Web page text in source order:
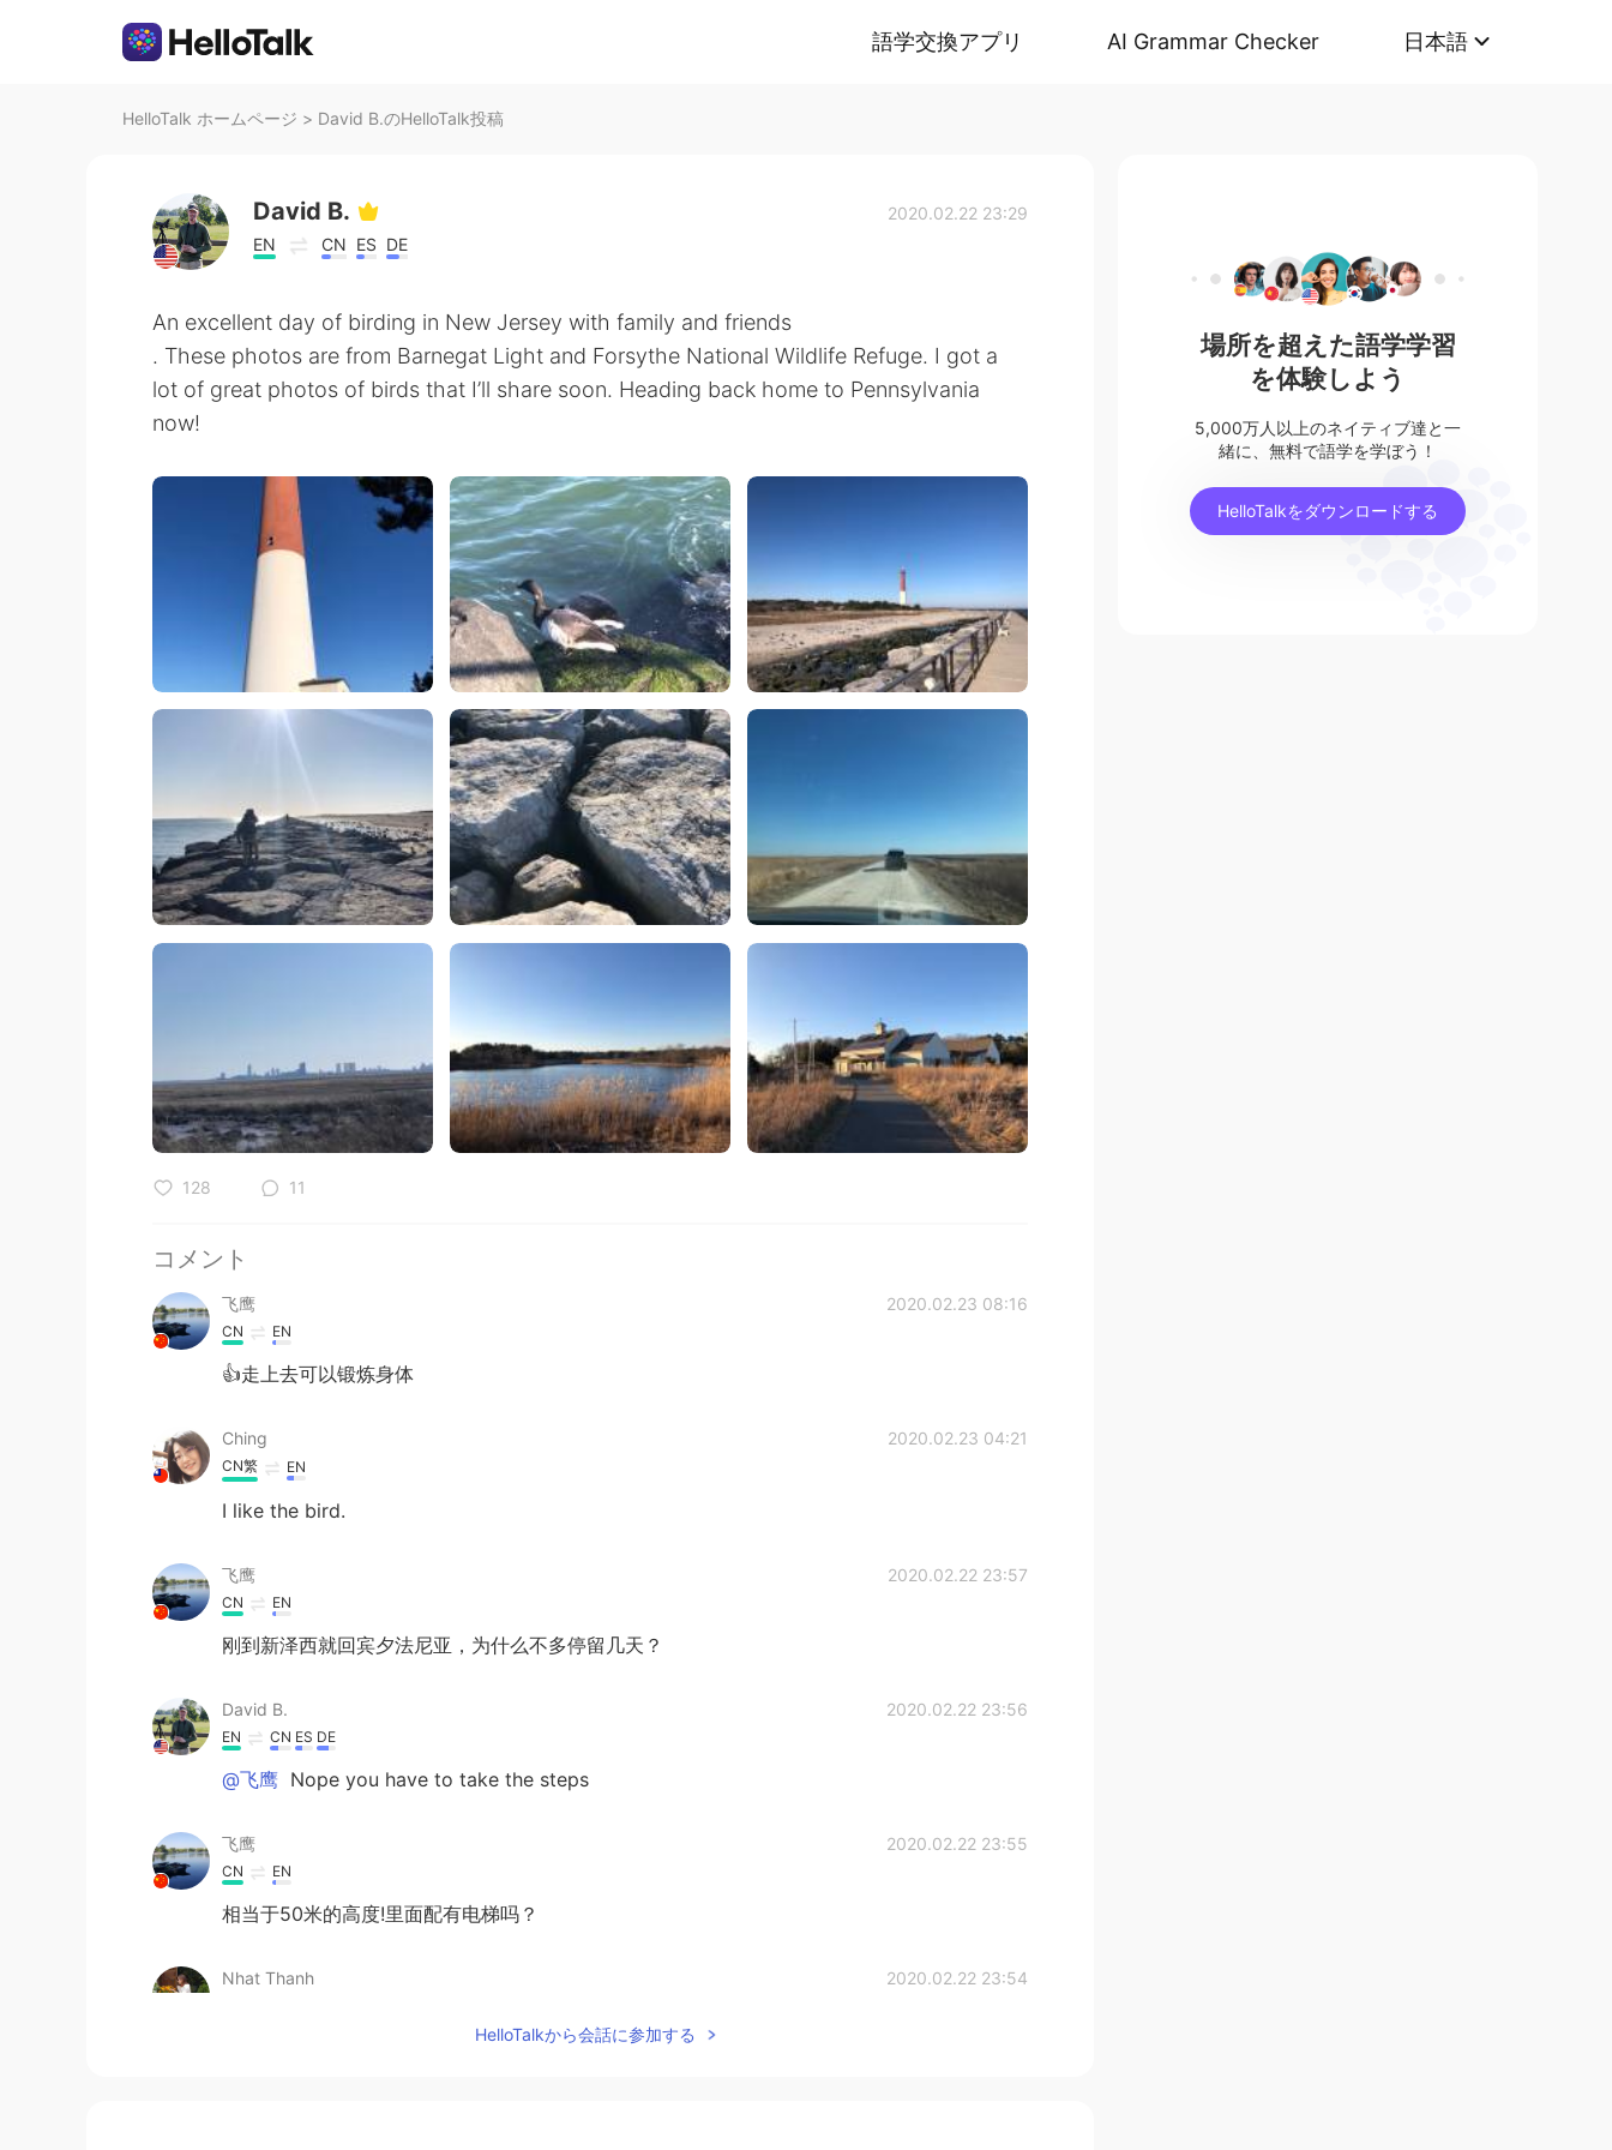
語学交換アプリ AI Grammar Checker 日本語
HelloTalk ホームページ > David B.のHelloTalk投稿
David B.
EN CN ES DE
2020.02.22 23:29
An excellent day of birding in New Jersey with family and friends
. These photos are from Barnegat Light and Forsythe National Wildlife Refuge. I got a
lot of great photos of birds that I’ll share soon. Heading back home to Pennsylvania
now!
128 11
コメント
飞鹰 2020.02.23 08:16
CN EN
👍走上去可以锻炼身体
Ching 2020.02.23 04:21
CN繁 EN
I like the bird.
飞鹰 2020.02.22 23:57
CN EN
刚到新泽西就回宾夕法尼亚，为什么不多停留几天？
David B. 2020.02.22 23:56
EN CN ES DE
@飞鹰 Nope you have to take the steps
飞鹰 2020.02.22 23:55
CN EN
相当于50米的高度!里面配有电梯吗？
Nhat Thanh 2020.02.22 23:54
HelloTalkから会話に参加する
場所を超えた語学学習
を体験しよう
5,000万人以上のネイティブ達と一
緒に、無料で語学を学ぼう！
HelloTalkをダウンロードする